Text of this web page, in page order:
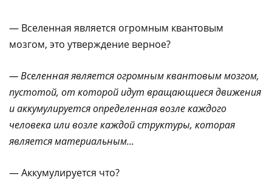
— Вселенная является огромным квантовым
мозгом, это утверждение верное?
— Вселенная является огромным квантовым мозгом,
пустотой, от которой идут вращающиеся движения
и аккумулируется определенная возле каждого
человека или возле каждой структуры, которая
является материальным…
— Аккумулируется что?